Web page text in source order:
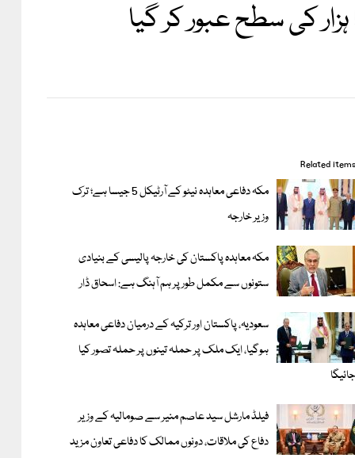
Related items
مکہ دفاعی معاہدہ نیٹو کے آرٹیکل 5 جیسا ہے؛ ترک
وزیر خارجہ
مکہ معاہدہ پاکستان کی خارجہ پالیسی کے بنیادی
ستونوں سے مکمل طور پر ہم آہنگ ہے: اسحاق ڈار
سعودیہ، پاکستان اور ترکیہ کے درمیان دفاعی معاہدہ
ہوگیا، ایک ملک پر حملہ تینوں پر حملہ تصور کیا
جائیگا
فیلڈ مارشل سید عاصم منیر سے صومالیہ کے وزیر
دفاع کی ملاقات، دونوں ممالک کا دفاعی تعاون مزید